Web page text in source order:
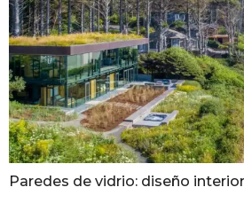
Paredes de vidrio: diseño